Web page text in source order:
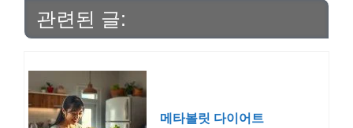
관련된 글:
메타볼릿 다이어트